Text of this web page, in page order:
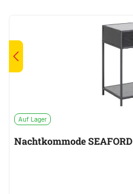
Auf Lager
Nachtkommode SEAFORD